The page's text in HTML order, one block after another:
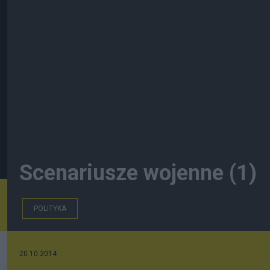
Scenariusze wojenne (1)
POLITYKA
20.10.2014